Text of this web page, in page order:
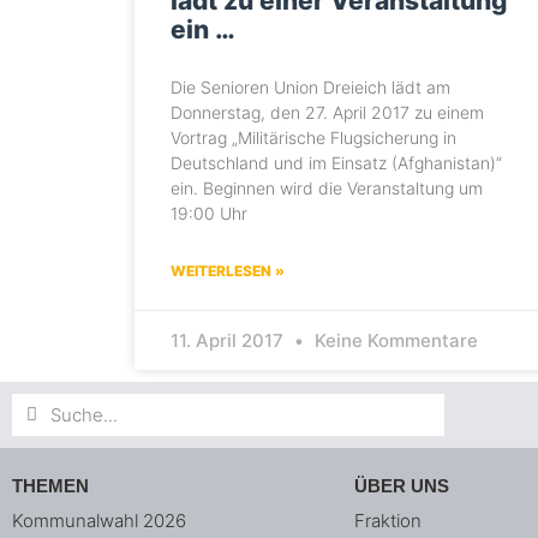
ein …
Die Senioren Union Dreieich lädt am
Donnerstag, den 27. April 2017 zu einem
Vortrag „Militärische Flugsicherung in
Deutschland und im Einsatz (Afghanistan)“
ein. Beginnen wird die Veranstaltung um
19:00 Uhr
WEITERLESEN »
11. April 2017 Keine Kommentare
Suche
Suche
THEMEN
Kommunalwahl 2026
ÜBER UNS
Fraktion